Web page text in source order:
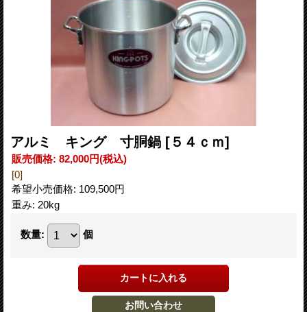
アルミ キング 寸胴鍋 [５４ｃｍ]
販売価格: 82,000円(税込)
[0]
希望小売価格: 109,500円
重み: 20kg
数量: 個